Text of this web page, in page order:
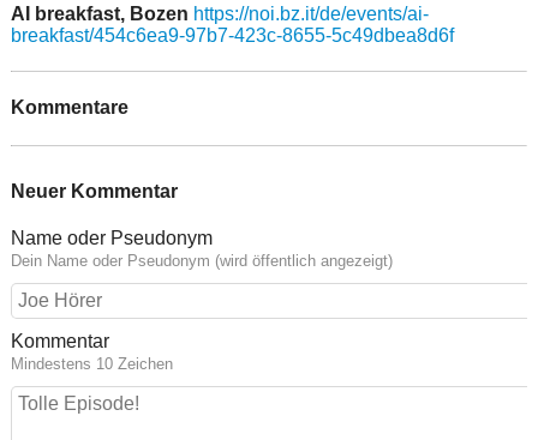
AI breakfast, Bozen https://noi.bz.it/de/events/ai-
breakfast/454c6ea9-97b7-423c-8655-5c49dbea8d6f
Kommentare
Neuer Kommentar
Name oder Pseudonym
Dein Name oder Pseudonym (wird öffentlich angezeigt)
Kommentar
Mindestens 10 Zeichen